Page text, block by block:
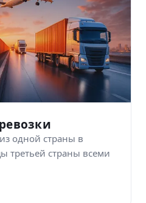
одной страны в
третьей страны всеми